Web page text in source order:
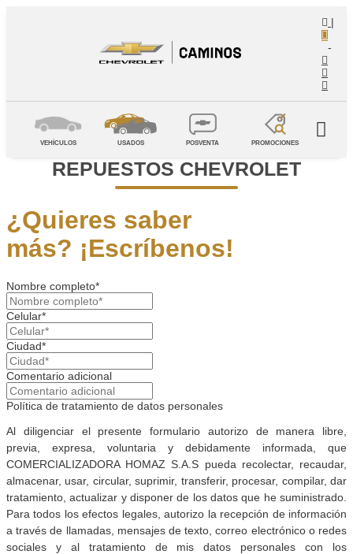
|
-
VEHÍCULOS USADOS POSVENTA PROMOCIONES
REPUESTOS CHEVROLET
¿Quieres saber
más? ¡Escríbenos!
Nombre completo*
Celular*
Ciudad*
Comentario adicional
Política de tratamiento de datos personales
Al diligenciar el presente formulario autorizo de manera libre,
previa, expresa, voluntaria y debidamente informada, que
COMERCIALIZADORA HOMAZ S.A.S pueda recolectar, recaudar,
almacenar, usar, circular, suprimir, transferir, procesar, compilar, dar
tratamiento, actualizar y disponer de los datos que he suministrado.
Para todos los efectos legales, autorizo la recepción de información
a través de llamadas, mensajes de texto, correo electrónico o redes
sociales y al tratamiento de mis datos personales con los